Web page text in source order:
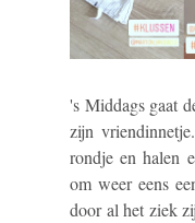
's Middags gaat
zijn
rondje en halen
om weer eens
door al het ziek